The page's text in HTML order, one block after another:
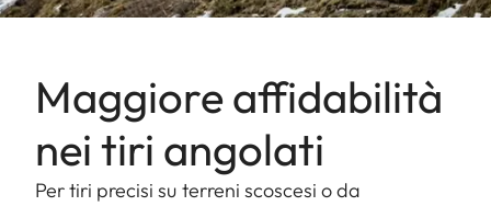
Maggiore affidabilità
nei tiri angolati
Per tiri precisi su terreni scoscesi o da